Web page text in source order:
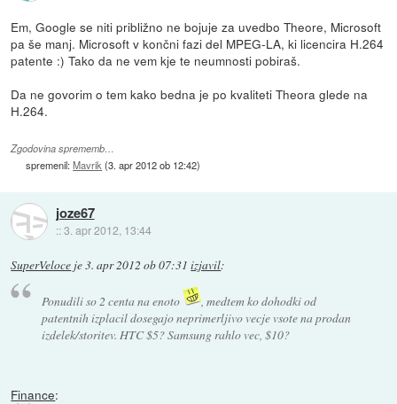
Em, Google se niti približno ne bojuje za uvedbo Theore, Microsoft
pa še manj. Microsoft v končni fazi del MPEG-LA, ki licencira H.264
patente :) Tako da ne vem kje te neumnosti pobiraš.
Da ne govorim o tem kako bedna je po kvaliteti Theora glede na
H.264.
Zgodovina sprememb…
spremenil:Mavrik (3. apr 2012 ob 12:42)
joze67
::3. apr 2012, 13:44
SuperVeloce je3. apr 2012 ob 07:31 izjavil:
Ponudili so 2 centa na enoto
, medtem ko dohodki od
patentnih izplacil dosegajo neprimerljivo vecje vsote na prodan
izdelek/storitev. HTC $5? Samsung rahlo vec, $10?
Finance: